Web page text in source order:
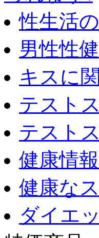
性生活
男性性
キスに
テスト
テスト
健康情報
健康な
ダイエ